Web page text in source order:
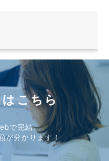
こちら
で完結。
が分かります！